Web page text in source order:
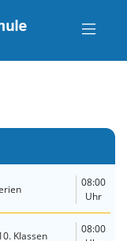
08:00
Uhr
Klassen
08:00